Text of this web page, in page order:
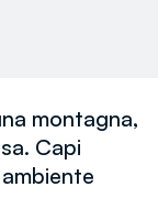
montagna,
Capi